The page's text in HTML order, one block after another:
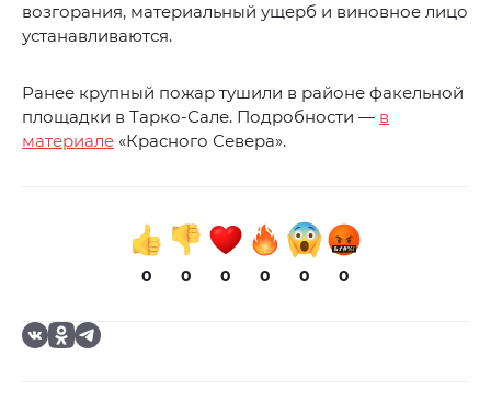
возгорания, материальный ущерб и виновное лицо
устанавливаются.
Ранее крупный пожар тушили в районе факельной
площадки в Тарко-Сале. Подробности — в
материале «Красного Севера».
0 0 0 0 0 0